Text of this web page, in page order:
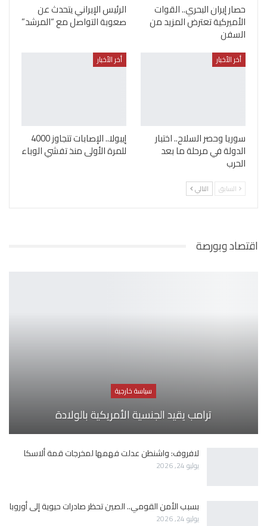
حصار إيران البحري.. القوات
الأميركية تعترض المزيد من
السفن
الرئيس الإيراني يتحدث عن
صعوبة التواصل مع “المرشد”
أخر الأخبار
سوريا وحصر السلاح.. اختبار
الدولة في مرحلة ما بعد
الحرب
أخر الأخبار
إيبولا.. الإصابات تتجاوز 4000
للمرة الأولى منذ تفشي الوباء
السابق التالي
اقتصاد وبورصة
سياسة خارجية
ترامب يقيد الجنسية الأمريكية بالولادة
لافروف: واشنطن عدلت فهمها لمخرجات قمة ألاسكا
يوليو 24, 2026
بسبب الأمن القومي.. الصين تحظر صادرات حيوية إلى أوروبا
يوليو 24, 2026